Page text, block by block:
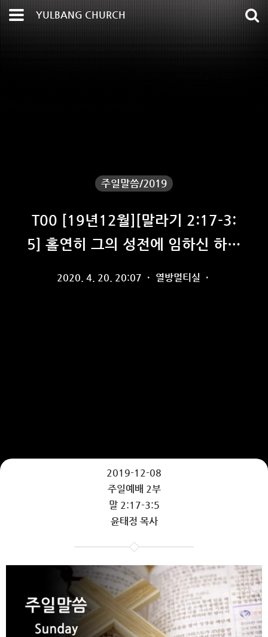
YULBANG CHURCH
주일말씀/2019
T00 [19년12월][말라기 2:17-3:
5] 홀연히 그의 성전에 임하신 하나
2020. 4. 20. 20:07 · 열방멀티실 ·
2019-12-08
주일예배 2부
말 2:17-3:5
윤태정 목사